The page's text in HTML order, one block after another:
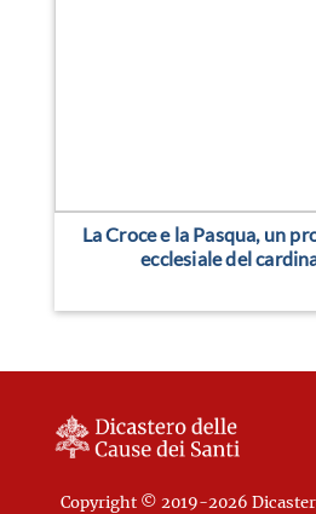
La Croce e la Pasqua, un
ecclesiale del
Copyright © 2019-2026